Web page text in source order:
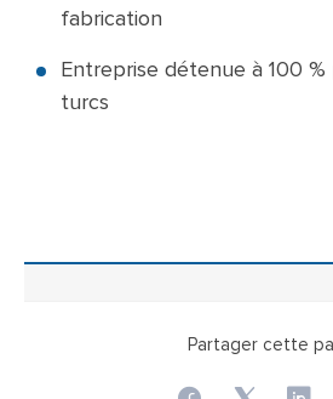
fabrication
Entreprise détenue à 100
turcs
Partager cette